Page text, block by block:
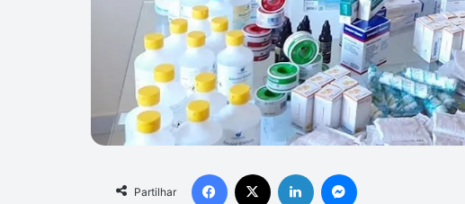
Partilhar
Facebook Linkedin